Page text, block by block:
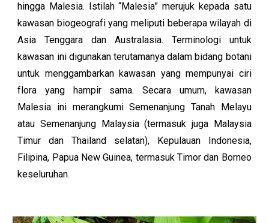
hingga Malesia. Istilah “Malesia” merujuk kepada satu
kawasan biogeografi yang meliputi beberapa wilayah di
Asia Tenggara dan Australasia. Terminologi untuk
kawasan ini digunakan terutamanya dalam bidang botani
untuk menggambarkan kawasan yang mempunyai ciri
flora yang hampir sama. Secara umum, kawasan
Malesia ini merangkumi Semenanjung Tanah Melayu
atau Semenanjung Malaysia (termasuk juga Malaysia
Timur dan Thailand selatan), Kepulauan Indonesia,
Filipina, Papua New Guinea, termasuk Timor dan Borneo
keseluruhan.